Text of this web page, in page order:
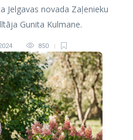
Jelgavas novada Zaļenieku
Gunita Kulmane.
850